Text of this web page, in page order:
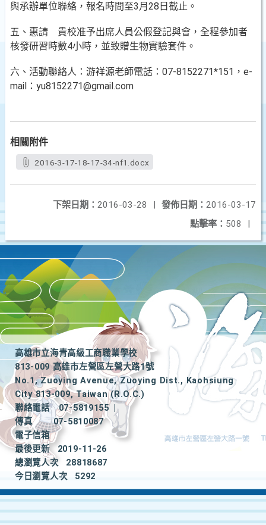
與承辦單位聯絡，報名時間至3月28日截止。
五、惠請 貴校准予出席人員公假登記與會，全程參加者
核發研習時數4小時，並致贈生物實驗套件。
六、活動聯絡人：游祥源老師電話：07-8152271*151，e-
mail：yu8152271@gmail.com
相關附件
2016-3-17-18-17-34-nf1.docx
發佈日期： 2016-03-17
下架日期： 2016-03-28
|
點擊率： 508 |
高雄市立海青高級工商職業學校
813-009 高雄市左營區左營大路1號
No.1, Zuoying Avenue, Zuoying Dist., Kaohsiung
City 813-009, Taiwan (R.O.C.)
聯絡電話
07-5819155
|
傳真
07-5810087
電子信箱
最後更新
2019-11-26
總瀏覽人次
28818687
今日瀏覽人次
5292